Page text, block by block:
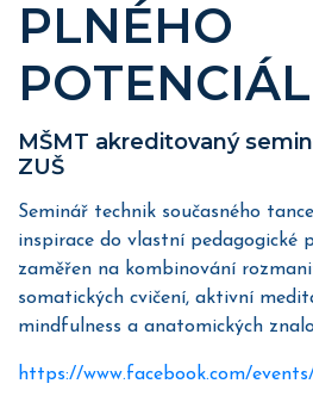
PLNÉHO
MŠMT akreditovaný
ZUŠ
Seminář technik současného
inspirace do vlastní pedagogické
zaměřen na kombinování
somatických cvičení, aktivní
mindfulness a anatomických
https://www.facebook.com/events/